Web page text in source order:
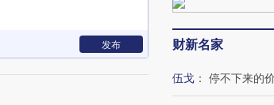
发布 财新名家
伍戈 ： 停不下来的